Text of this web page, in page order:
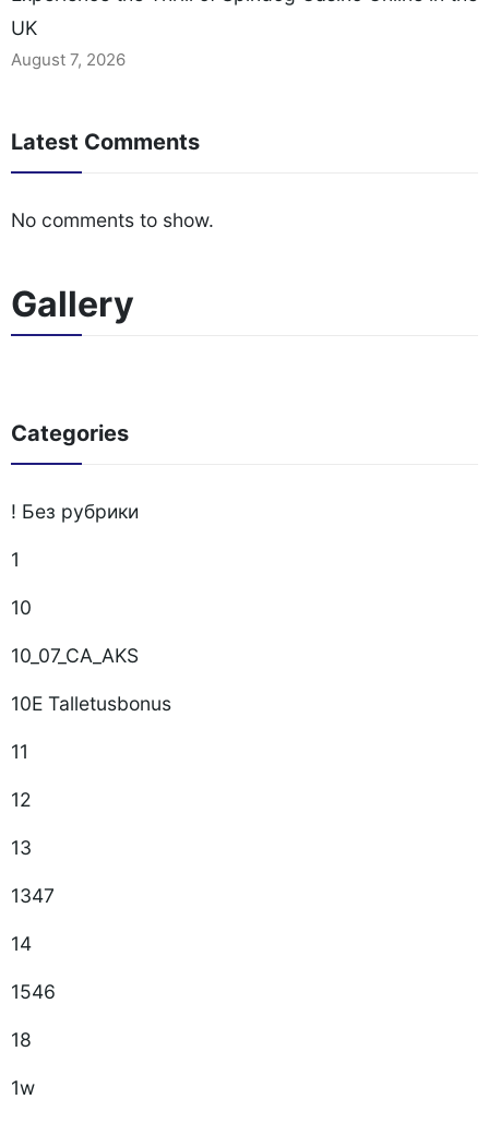
UK
August 7, 2026
Latest Comments
No comments to show.
Gallery
Categories
! Без рубрики
1
10
10_07_CA_AKS
10E Talletusbonus
11
12
13
1347
14
1546
18
1w